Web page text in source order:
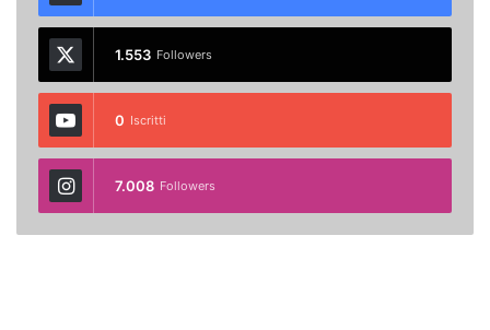
1.553 Followers
0 Iscritti
7.008 Followers